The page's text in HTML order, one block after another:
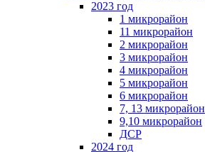
2023 год
1 микрорайон
11 микрорайон
2 микрорайон
3 микрорайон
4 микрорайон
5 микрорайон
6 микрорайон
7, 13 микрорайон
9,10 микрорайон
ДСР
2024 год